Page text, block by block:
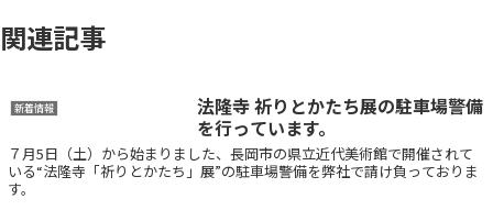
関連記事
新着情報
法隆寺 祈りとかたち展の駐車場警備
を行っています。
７月5日（土）から始まりました、長岡市の県立近代美術館で開催されて
いる“法隆寺「祈りとかたち」展”の駐車場警備を弊社で請け負っておりま
す。